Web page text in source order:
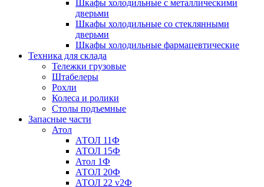
Шкафы холодильные с металлическими
дверьми
Шкафы холодильные со стеклянными
дверьми
Шкафы холодильные фармацевтические
Техника для склада
Тележки грузовые
Штабелеры
Рохли
Колеса и ролики
Столы подъемные
Запасные части
Атол
АТОЛ 11Ф
АТОЛ 15Ф
Атол 1Ф
АТОЛ 20Ф
АТОЛ 22 v2Ф